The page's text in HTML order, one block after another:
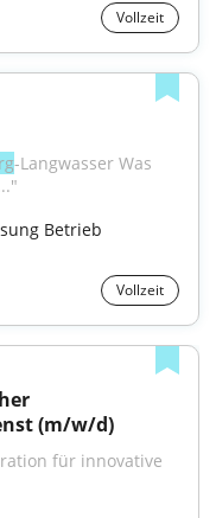
Vollzeit
-Langwasser Was
Vollzeit
(m/w/d)
für innovative